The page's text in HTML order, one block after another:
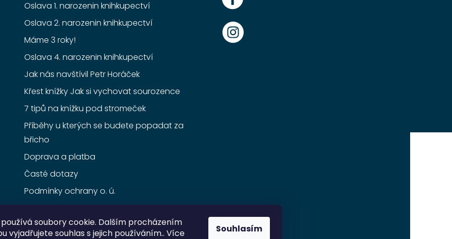
soubory cookie. Dalším procházením
vyjadřujete souhlas s jejich používáním.. Více
Souhlasím
Oslava 1. narozenin knihkupectví
Oslava 2. narozenin knihkupectví
Máme 3 roky!
Oslava 4. narozenin knihkupectví
Jak nás navštívil Petr Horáček
Křest knížky Jak si vychovat sourozence
7 tipů na knížku pod stromeček
Příběhy u kterých se budete popadat za
břicho
Doprava a platba
Časté dotazy
Podmínky ochrany o. ú.
Obchodní podmínky